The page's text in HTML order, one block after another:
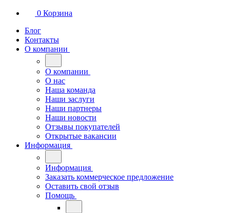
0 Корзина
Блог
Контакты
О компании
О компании
О нас
Наша команда
Наши заслуги
Наши партнеры
Наши новости
Отзывы покупателей
Открытые вакансии
Информация
Информация
Заказать коммерческое предложение
Оставить свой отзыв
Помощь